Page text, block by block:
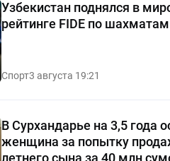
Узбекистан поднялся в
рейтинге FIDE по шахматам
Спорт3 августа 19:21
В Сурхандарье на 3,5 года
женщина за попытку
летнего сына за 40 млн